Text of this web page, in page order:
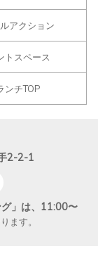
アクション
トスペース
ンチTOP
2-2-1
」は、11:00〜
ます。